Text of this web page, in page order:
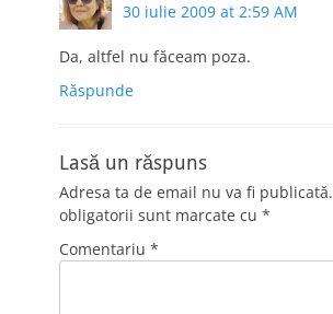
30 iulie 2009 at 2:59 AM
Da, altfel nu făceam poza.
Răspunde
Lasă un răspuns
Adresa ta de email nu va fi publicată.
obligatorii sunt marcate cu *
Comentariu *